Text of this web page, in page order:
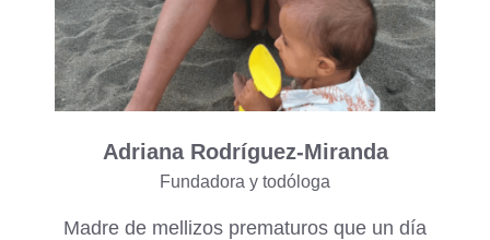
Adriana Rodríguez-Miranda
Fundadora y todóloga
Madre de mellizos prematuros que un día